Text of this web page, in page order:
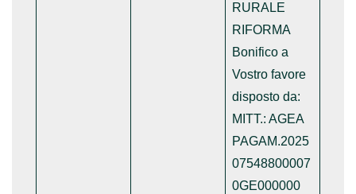
RURALE
RIFORMA
Bonifico a
Vostro favore
disposto da:
MITT.: AGEA
PAGAM.2025
07548800007
0GE000000